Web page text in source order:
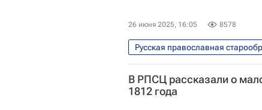
26 июня 2025, 16:05 8578
Русская православная
Владимир Путин
Россия
Русская православная церковь
В РПСЦ рассказали о
1812 года